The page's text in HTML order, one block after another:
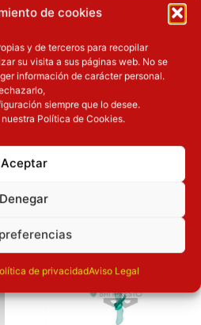
de cookies
y de terceros para recopilar
su visita a sus páginas web. No se
información de carácter personal.
siempre que lo desee.
Política de Cookies.
Aceptar
Denegar
de privacidadAviso Legal
Nuevo
QUE TE
PUEDEN INTERESAR
El precio original era: 32.90€.
El precio actual es: 26.32€.